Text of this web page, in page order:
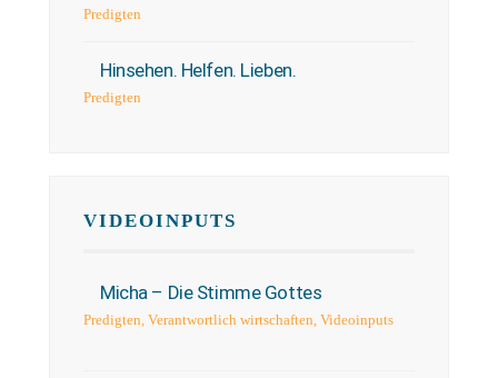
Predigten
Hinsehen. Helfen. Lieben.
Predigten
VIDEOINPUTS
Micha – Die Stimme Gottes
Predigten, Verantwortlich wirtschaften, Videoinputs